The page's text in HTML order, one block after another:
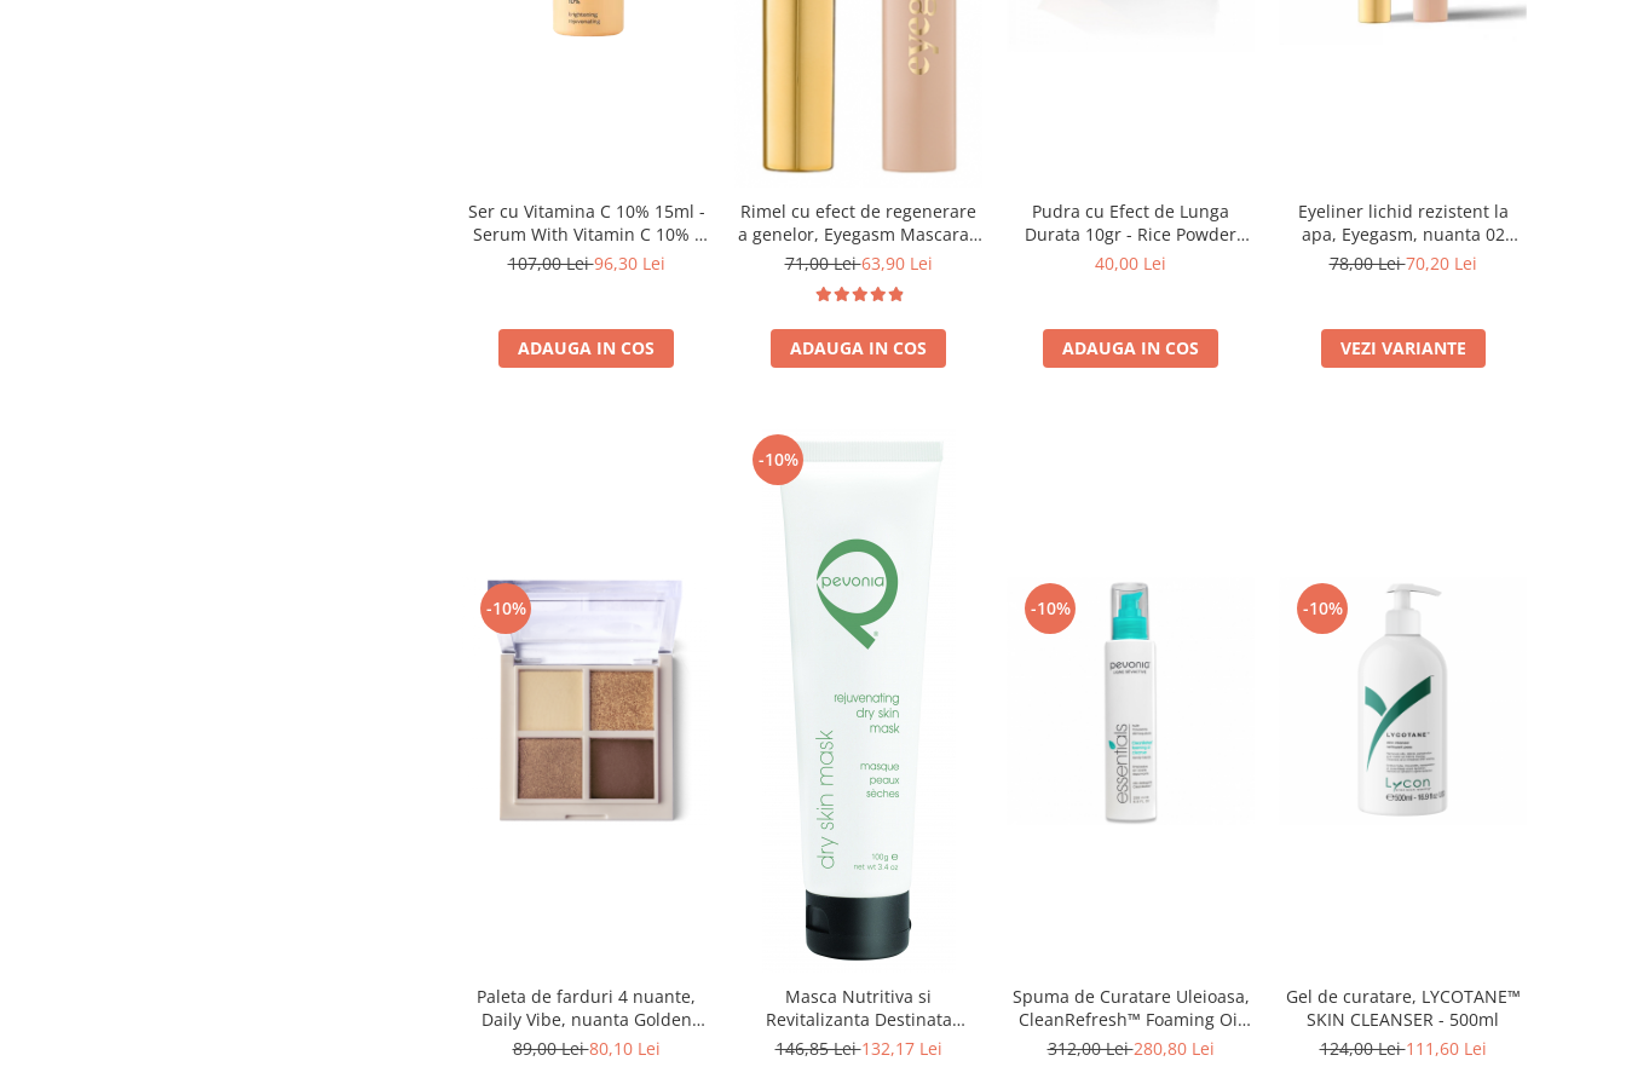
Ser cu Vitamina C 10% 15ml -
Serum With Vitamin C 10% -
Paese
107,00 Lei96,30 Lei
ADAUGA IN COS
Rimel cu efect de regenerare
a genelor, Eyegasm Mascara -
8ml
71,00 Lei63,90 Lei
ADAUGA IN COS
Pudra cu Efect de Lunga
Durata 10gr - Rice Powder
Mini- Paese
40,00 Lei
ADAUGA IN COS
Eyeliner lichid rezistent la
apa, Eyegasm, nuanta 02
Brown
78,00 Lei70,20 Lei
VEZI VARIANTE
-10%
Paleta de farduri 4 nuante,
Daily Vibe, nuanta Golden
Hour 01 - 5,5g
89,00 Lei80,10 Lei
-10%
Masca Nutritiva si
Revitalizanta Destinata
Tenului Uscat, Rejuvenating
146,85 Lei132,17 Lei
-10%
Spuma de Curatare Uleioasa,
CleanRefresh™ Foaming Oil
Cleanser - 200ml
312,00 Lei280,80 Lei
-10%
Gel de curatare, LYCOTANE™
SKIN CLEANSER - 500ml
124,00 Lei111,60 Lei